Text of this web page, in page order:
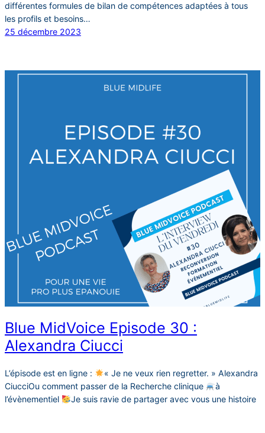
différentes formules de bilan de compétences adaptées à tous
les profils et besoins…
25 décembre 2023
Blue MidVoice Episode 30 :
Alexandra Ciucci
L’épisode est en ligne :
« Je ne veux rien regretter. » Alexandra
CiucciOu comment passer de la Recherche clinique
à
l’évènementiel
Je suis ravie de partager avec vous une histoire